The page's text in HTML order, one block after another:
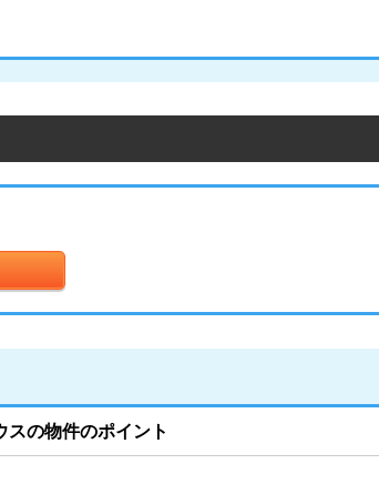
スの物件のポイント